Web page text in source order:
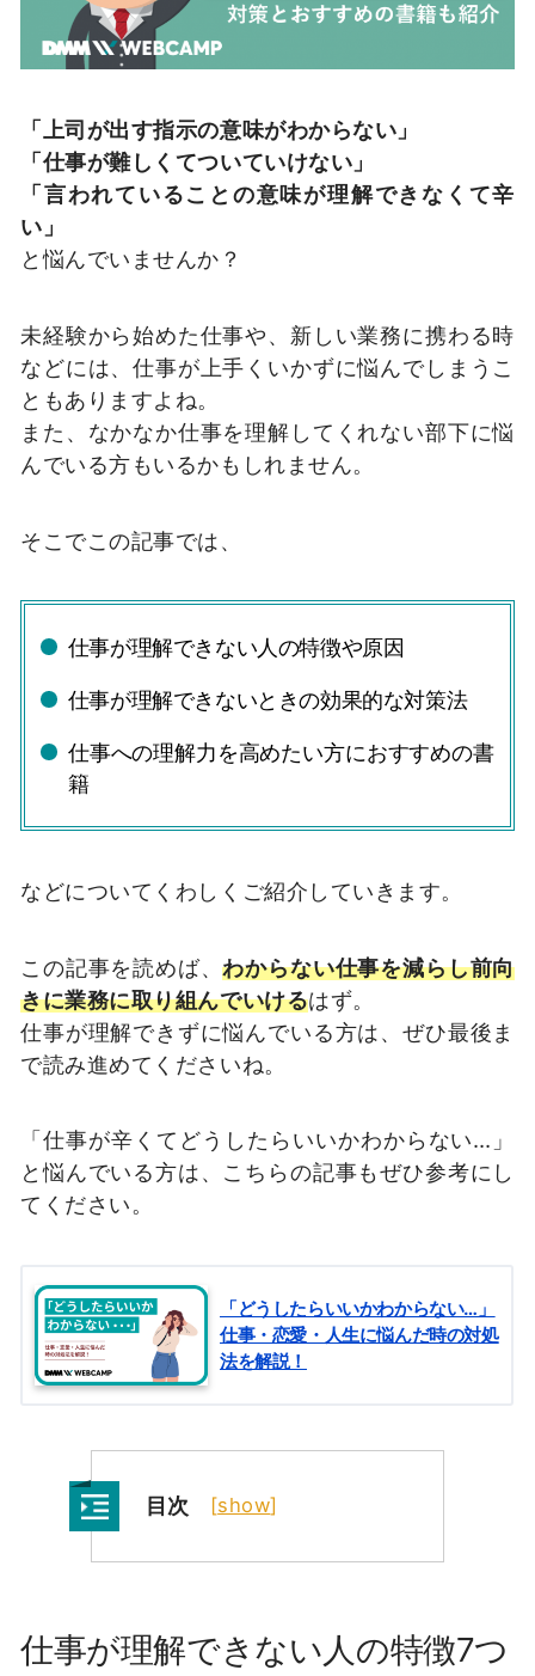
「上司が出す指示の意味がわからない」
「仕事が難しくてついていけない」
「言われていることの意味が理解できなくて辛
い」
と悩んでいませんか？
未経験から始めた仕事や、新しい業務に携わる時
などには、仕事が上手くいかずに悩んでしまうこ
ともありますよね。
また、なかなか仕事を理解してくれない部下に悩
んでいる方もいるかもしれません。
そこでこの記事では、
仕事が理解できない人の特徴や原因
仕事が理解できないときの効果的な対策法
仕事への理解力を高めたい方におすすめの書
籍
などについてくわしくご紹介していきます。
この記事を読めば、わからない仕事を減らし前向
きに業務に取り組んでいけるはず。
仕事が理解できずに悩んでいる方は、ぜひ最後ま
で読み進めてくださいね。
「仕事が辛くてどうしたらいいかわからない…」
と悩んでいる方は、こちらの記事もぜひ参考にし
てください。
「どうしたらいいかわからない…」
仕事・恋愛・人生に悩んだ時の対処
法を解説！
目次 [show]
仕事が理解できない人の特徴7つ